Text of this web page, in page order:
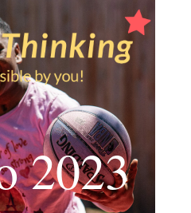
2023